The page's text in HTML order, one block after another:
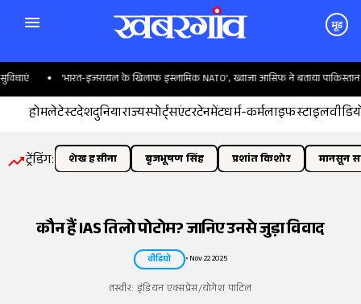
मूड
इजरायल के खिलाफ इस्लामिक NATO', ख्वाजा आसिफ ने बताया पाकिस्तान का प्लान
होमलेटेस्टदेशदुनियाराज्यस्पोर्ट्सएंटरटेनमेंटधर्म-कर्मलाइफस्टाइल
ट्रेंडिंग: शेख हसीना बृजभूषण सिंह प्रशांत किशोर मानसून
कौन हैं IAS तिलो पोटोम? जानिए उनसे जुड़ा विवाद
वीडियो •Nov 22 2025
तस्वीर: इंडियन एक्सप्रेस/योगेश पाटिल